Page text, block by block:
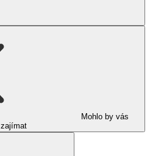
Mohlo by vás
zajímat